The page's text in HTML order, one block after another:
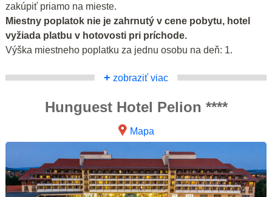
zakúpiť priamo na mieste.
Miestny poplatok nie je zahrnutý v cene pobytu, hotel
vyžiada platbu v hotovosti pri príchode.
Výška miestneho poplatku za jednu osobu na deň: 1.
+ zobraziť viac
Hunguest Hotel Pelion ****
Mapa